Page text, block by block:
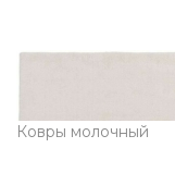
Ковры молочный